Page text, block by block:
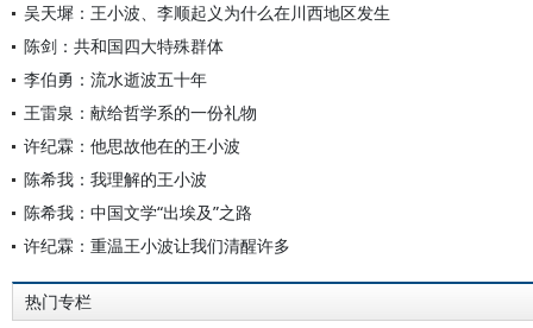
吴天墀：王小波、李顺起义为什么在川西地区发生
陈剑：共和国四大特殊群体
李伯勇：流水逝波五十年
王雷泉：献给哲学系的一份礼物
许纪霖：他思故他在的王小波
陈希我：我理解的王小波
陈希我：中国文学“出埃及”之路
许纪霖：重温王小波让我们清醒许多
热门专栏